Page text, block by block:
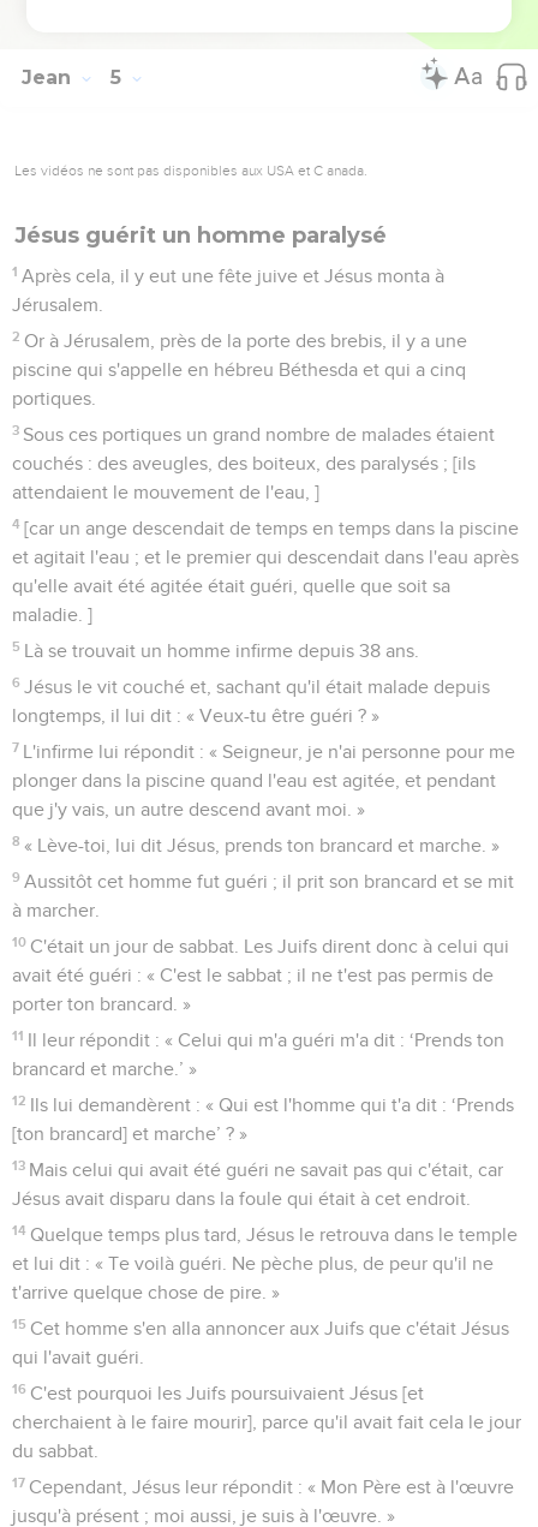
Jean 5
Les vidéos ne sont pas disponibles aux USA et C anada.
Jésus guérit un homme paralysé
1 Après cela, il y eut une fête juive et Jésus monta à
Jérusalem.
2 Or à Jérusalem, près de la porte des brebis, il y a une
piscine qui s'appelle en hébreu Béthesda et qui a cinq
portiques.
3 Sous ces portiques un grand nombre de malades étaient
couchés : des aveugles, des boiteux, des paralysés ; [ils
attendaient le mouvement de l'eau, ]
4 [car un ange descendait de temps en temps dans la piscine
et agitait l'eau ; et le premier qui descendait dans l'eau après
qu'elle avait été agitée était guéri, quelle que soit sa
maladie. ]
5 Là se trouvait un homme infirme depuis 38 ans.
6 Jésus le vit couché et, sachant qu'il était malade depuis
longtemps, il lui dit : « Veux-tu être guéri ? »
7 L'infirme lui répondit : « Seigneur, je n'ai personne pour me
plonger dans la piscine quand l'eau est agitée, et pendant
que j'y vais, un autre descend avant moi. »
8 « Lève-toi, lui dit Jésus, prends ton brancard et marche. »
9 Aussitôt cet homme fut guéri ; il prit son brancard et se mit
à marcher.
10 C'était un jour de sabbat. Les Juifs dirent donc à celui qui
avait été guéri : « C'est le sabbat ; il ne t'est pas permis de
porter ton brancard. »
11 Il leur répondit : « Celui qui m'a guéri m'a dit : ‘Prends ton
brancard et marche.’ »
12 Ils lui demandèrent : « Qui est l'homme qui t'a dit : ‘Prends
[ton brancard] et marche’ ? »
13 Mais celui qui avait été guéri ne savait pas qui c'était, car
Jésus avait disparu dans la foule qui était à cet endroit.
14 Quelque temps plus tard, Jésus le retrouva dans le temple
et lui dit : « Te voilà guéri. Ne pèche plus, de peur qu'il ne
t'arrive quelque chose de pire. »
15 Cet homme s'en alla annoncer aux Juifs que c'était Jésus
qui l'avait guéri.
16 C'est pourquoi les Juifs poursuivaient Jésus [et
cherchaient à le faire mourir], parce qu'il avait fait cela le jour
du sabbat.
17 Cependant, Jésus leur répondit : « Mon Père est à l'œuvre
jusqu'à présent ; moi aussi, je suis à l'œuvre. »